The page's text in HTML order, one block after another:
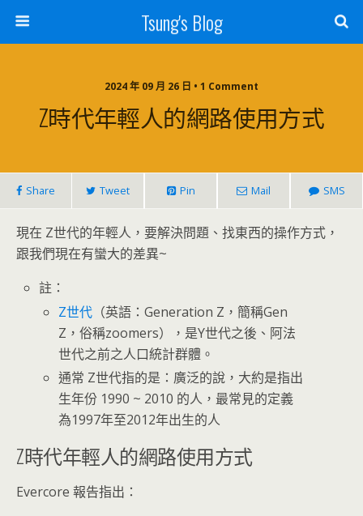
Tsung's Blog
2024 年 09 月 26 日 • 1 Comment
Z時代年輕人的網路使用方式
Share Tweet Pin Mail SMS
現在 Z世代的年輕人，要解決問題、找東西的操作方式，
跟我們現在有蠻大的差異~
註：
Z世代 （英語：Generation Z，簡稱Gen
Z，俗稱zoomers），是Y世代之後、阿法
世代之前之人口統計群體。
通常 Z世代指的是：廣泛的說，大約是指出
生年份 1990 ~ 2010 的人，最常見的定義
為1997年至2012年出生的人
Z時代年輕人的網路使用方式
Evercore 報告指出：